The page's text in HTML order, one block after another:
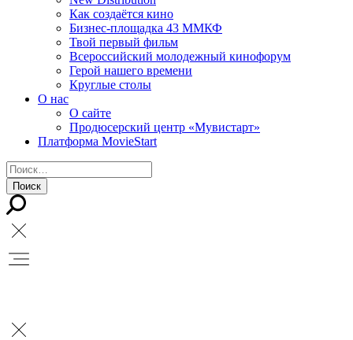
Как создаётся кино
Бизнес-площадка 43 ММКФ
Твой первый фильм
Всероссийский молодежный кинофорум
Герой нашего времени
Круглые столы
О нас
О сайте
Продюсерский центр «Мувистарт»
Платформа MovieStart